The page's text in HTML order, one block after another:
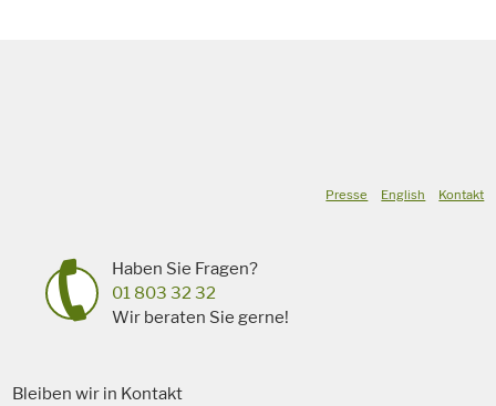
Presse English Kontakt
Haben Sie Fragen?
01 803 32 32
Wir beraten Sie gerne!
Bleiben wir in Kontakt